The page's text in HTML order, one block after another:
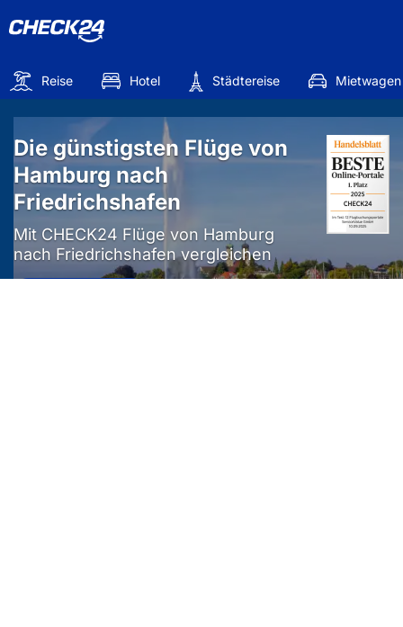
Reise Hotel Städtereise Mietwagen
Die günstigsten Flüge von
Hamburg nach
Friedrichshafen
Mit CHECK24 Flüge von Hamburg
nach Friedrichshafen vergleichen